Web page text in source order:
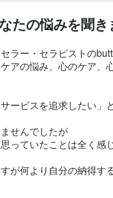
たの悩みを聞
ラー・セラピストの
アの悩み、心のケア
ービスを追求したい」
せんでしたが
っていたことは全く感
が何より自分の納得